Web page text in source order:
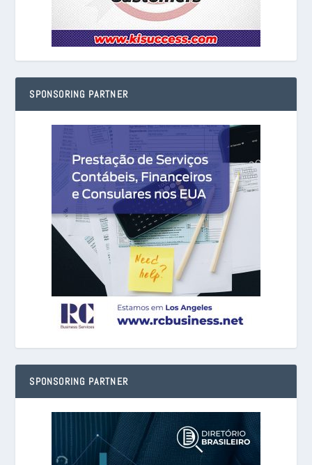
SPONSORING PARTNER
SPONSORING PARTNER